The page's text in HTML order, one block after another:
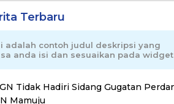
Terbaru
adalah contoh judul deskripsi yang
anda isi dan sesuaikan pada widget